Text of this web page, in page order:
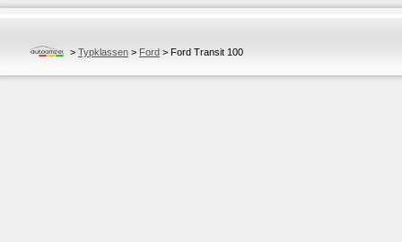
> Typklassen > Ford > Ford Transit 100